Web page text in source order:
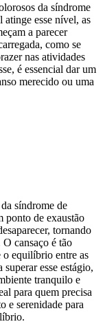
da síndrome
esse nível, as
a parecer
como se
nas atividades
é essencial dar um
merecido ou uma
síndrome de
ponto de exaustão
tornando
cansaço é tão
o equilíbrio entre as
esse estágio,
tranquilo e
para quem precisa
e serenidade para